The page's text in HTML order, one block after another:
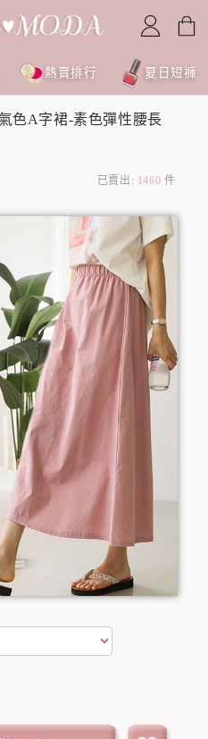
熱賣排行 夏日短褲
色A字裙-素色彈性腰長
已賣出: 1460 件